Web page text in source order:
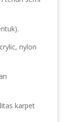
nylon
karpet